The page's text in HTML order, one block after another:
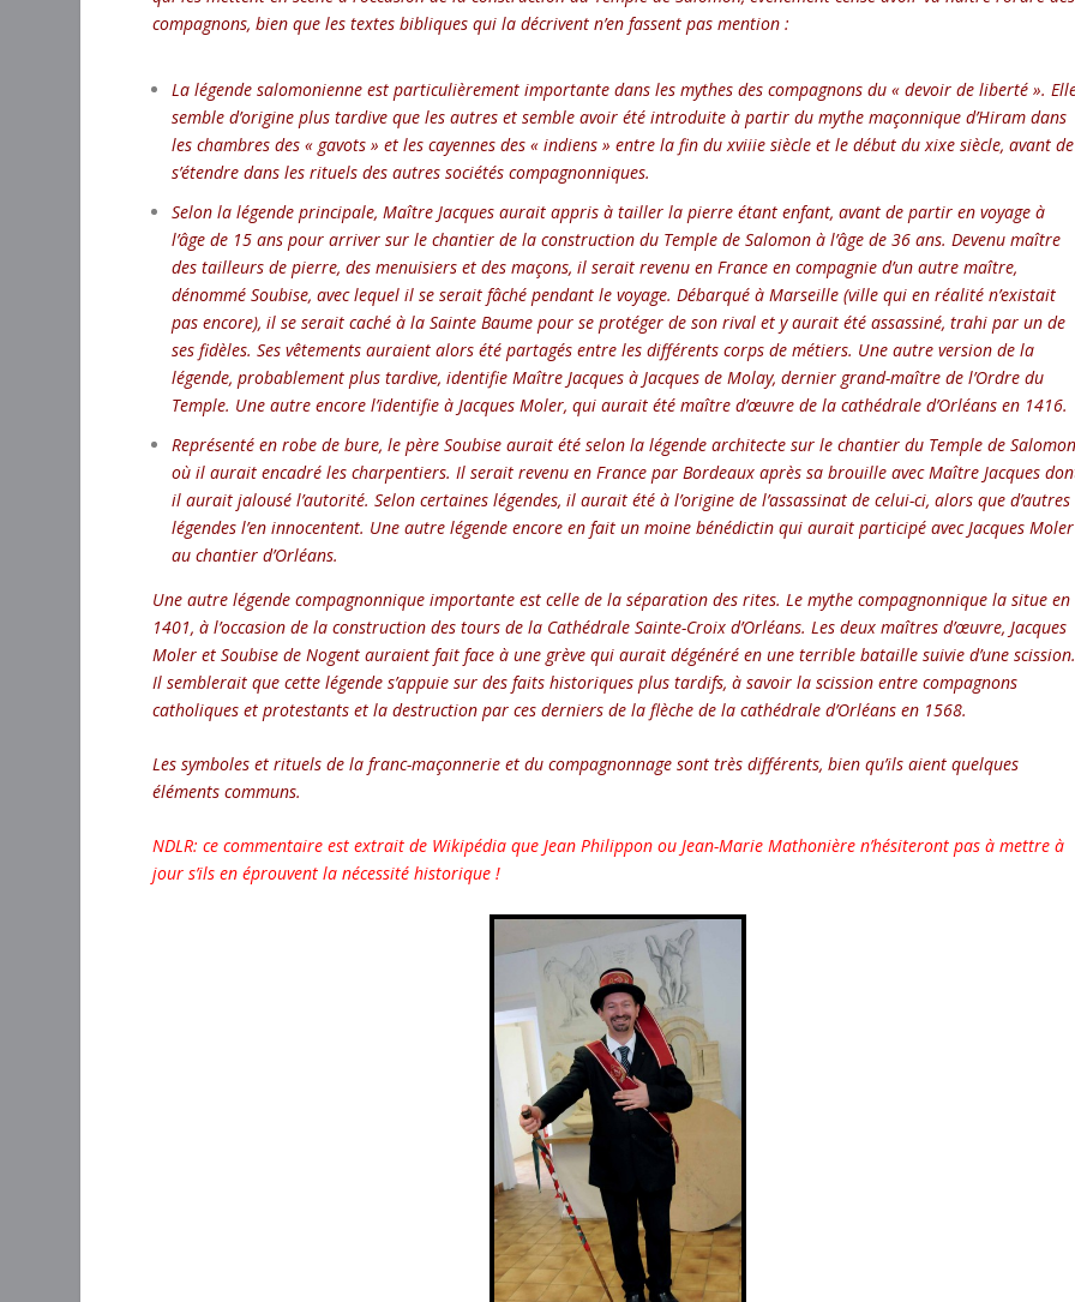
compagnons, bien que les textes bibliques qui la décrivent n’en fassent pas mention :
La légende salomonienne est particulièrement importante dans les mythes des compagnons du « devoir de liberté ».
semble d’origine plus tardive que les autres et semble avoir été introduite à partir du mythe maçonnique d’Hiram dans
les chambres des « gavots » et les cayennes des « indiens » entre la fin du xviiie siècle et le début du xixe siècle, avant de
s’étendre dans les rituels des autres sociétés compagnonniques.
Selon la légende principale, Maître Jacques aurait appris à tailler la pierre étant enfant, avant de partir en voyage à
l’âge de 15 ans pour arriver sur le chantier de la construction du Temple de Salomon à l’âge de 36 ans. Devenu maître
des tailleurs de pierre, des menuisiers et des maçons, il serait revenu en France en compagnie d’un autre maître,
dénommé Soubise, avec lequel il se serait fâché pendant le voyage. Débarqué à Marseille (ville qui en réalité n’existait
pas encore), il se serait caché à la Sainte Baume pour se protéger de son rival et y aurait été assassiné, trahi par un de
ses fidèles. Ses vêtements auraient alors été partagés entre les différents corps de métiers. Une autre version de la
légende, probablement plus tardive, identifie Maître Jacques à Jacques de Molay, dernier grand-maître de l’Ordre du
Temple. Une autre encore l’identifie à Jacques Moler, qui aurait été maître d’œuvre de la cathédrale d’Orléans en 1416.
Représenté en robe de bure, le père Soubise aurait été selon la légende architecte sur le chantier du Temple de
où il aurait encadré les charpentiers. Il serait revenu en France par Bordeaux après sa brouille avec Maître Jacques
il aurait jalousé l’autorité. Selon certaines légendes, il aurait été à l’origine de l’assassinat de celui-ci, alors que d’autres
légendes l’en innocentent. Une autre légende encore en fait un moine bénédictin qui aurait participé avec Jacques Moler
au chantier d’Orléans.
Une autre légende compagnonnique importante est celle de la séparation des rites. Le mythe compagnonnique la situe en
1401, à l’occasion de la construction des tours de la Cathédrale Sainte-Croix d’Orléans. Les deux maîtres d’œuvre, Jacques
Moler et Soubise de Nogent auraient fait face à une grève qui aurait dégénéré en une terrible bataille suivie d’une
Il semblerait que cette légende s’appuie sur des faits historiques plus tardifs, à savoir la scission entre compagnons
catholiques et protestants et la destruction par ces derniers de la flèche de la cathédrale d’Orléans en 1568.
Les symboles et rituels de la franc-maçonnerie et du compagnonnage sont très différents, bien qu’ils aient quelques
éléments communs.
NDLR: ce commentaire est extrait de Wikipédia que Jean Philippon ou Jean-Marie Mathonière n’hésiteront pas à mettre à
jour s’ils en éprouvent la nécessité historique !